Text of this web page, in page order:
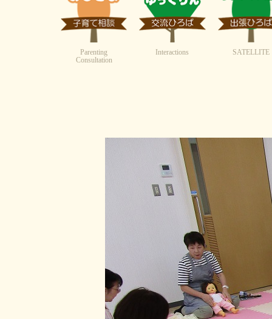
Parenting
Consultation
Interactions SATELLITE